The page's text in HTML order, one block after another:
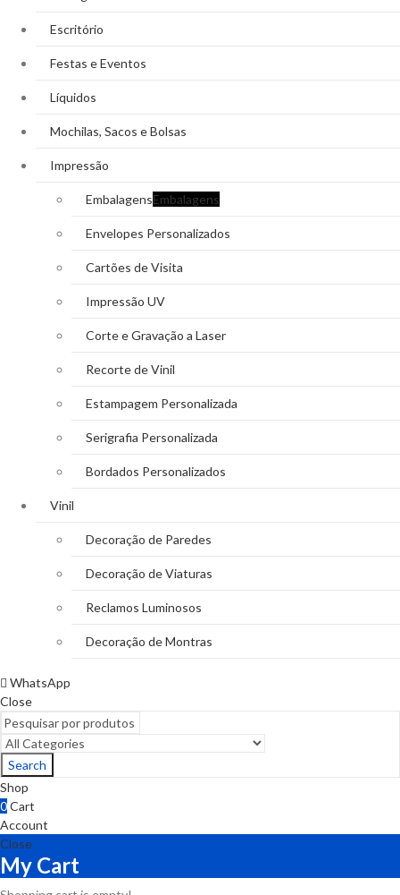
Escritório
Festas e Eventos
Líquidos
Mochilas, Sacos e Bolsas
Impressão
EmbalagensEmbalagens
Envelopes Personalizados
Cartões de Visita
Impressão UV
Corte e Gravação a Laser
Recorte de Vinil
Estampagem Personalizada
Serigrafia Personalizada
Bordados Personalizados
Vinil
Decoração de Paredes
Decoração de Viaturas
Reclamos Luminosos
Decoração de Montras
WhatsApp
Close
Search
Shop
0Cart
Account
Close
My Cart